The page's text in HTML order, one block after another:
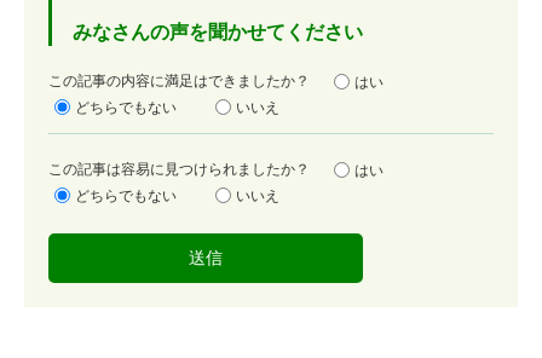
みなさんの声を聞かせてください
満
足
この記事の内容に満足はできましたか？
はい
どちらでもない
いいえ
容
易
この記事は容易に見つけられましたか？
はい
どちらでもない
いいえ